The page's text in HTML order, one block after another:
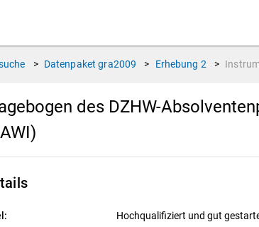
> Datenpaket gra2009 > Erhebung 2 >
des DZHW-
Hochqualifiziert und gut